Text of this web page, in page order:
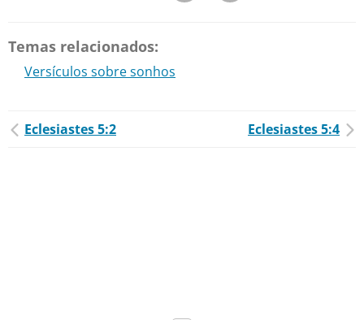
Temas relacionados:
Versículos sobre sonhos
Eclesiastes 5:2 Eclesiastes 5:4